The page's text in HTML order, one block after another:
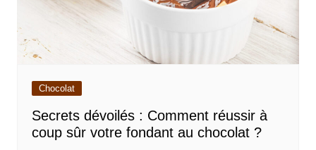
Chocolat
Secrets dévoilés : Comment réussir à
coup sûr votre fondant au chocolat ?